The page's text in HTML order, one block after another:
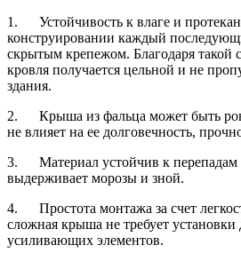
1. Устойчивость к влаге и
конструировании каждый
скрытым крепежом. Благодаря такой
кровля получается цельной и не
здания.
2. Крыша из фальца может быть
не влияет на ее долговечность,
3. Материал устойчив к перепадам
выдерживает морозы и зной.
4. Простота монтажа за счет
сложная крыша не требует
усиливающих элементов.